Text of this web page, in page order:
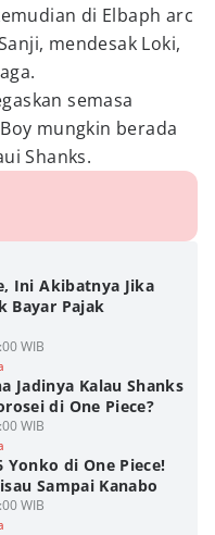
di Elbaph arc
mendesak Loki,
semasa
mungkin berada
Shanks.
Ini Akibatnya Jika
Bayar Pajak
WIB
Jadinya Kalau Shanks
di One Piece?
WIB
Yonko di One Piece!
Sampai Kanabo
WIB